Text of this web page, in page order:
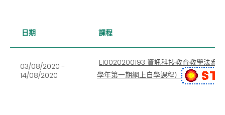
日期 課程
03/08/2020 -
14/08/2020
EI0020200193 資訊科技教育教學法系
學年第一期網上自學課程）